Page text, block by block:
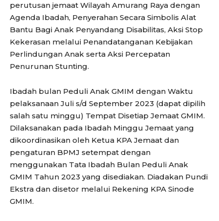
perutusan jemaat Wilayah Amurang Raya dengan
Agenda Ibadah, Penyerahan Secara Simbolis Alat
Bantu Bagi Anak Penyandang Disabilitas, Aksi Stop
Kekerasan melalui Penandatanganan Kebijakan
Perlindungan Anak serta Aksi Percepatan
Penurunan Stunting.
Ibadah bulan Peduli Anak GMIM dengan Waktu
pelaksanaan Juli s/d September 2023 (dapat dipilih
salah satu minggu) Tempat Disetiap Jemaat GMIM.
Dilaksanakan pada Ibadah Minggu Jemaat yang
dikoordinasikan oleh Ketua KPA Jemaat dan
pengaturan BPMJ setempat dengan
menggunakan Tata Ibadah Bulan Peduli Anak
GMIM Tahun 2023 yang disediakan. Diadakan Pundi
Ekstra dan disetor melalui Rekening KPA Sinode
GMIM.